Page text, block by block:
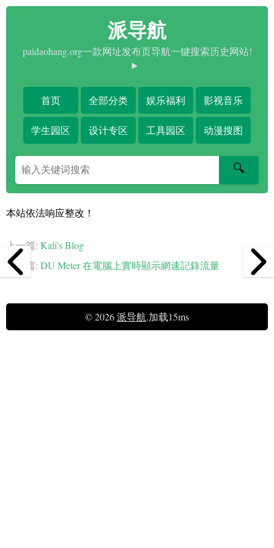
派导航
paidaohang.org一款网址发布页导航一键搜索历史网站!
首页 全部分类 娱乐福利 影视音乐
学生园区 设计专区 工具园区 动漫搜图
搜
索
字
🔍
本站依法响应整改！
上一篇: Kali's Blog
下一篇: DU Meter 在電腦上實時顯示網速記錄流量
© 2026派导航.加载15ms